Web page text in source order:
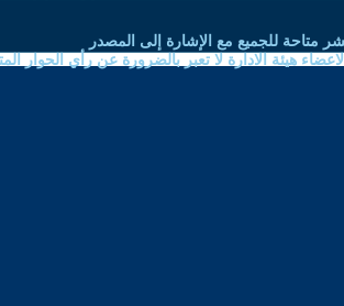
متاحة للجميع مع الإشارة إلى المصدر
هيئة الادارة لا تعبر بالضرورة عن رأي الحوار